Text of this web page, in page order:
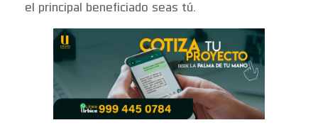
el principal beneficiado seas tú.